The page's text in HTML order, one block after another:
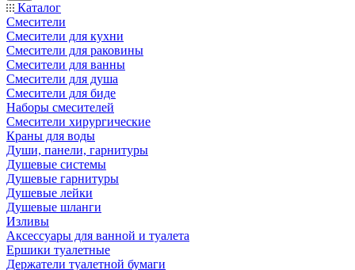
Каталог
Смесители
Смесители для кухни
Смесители для раковины
Смесители для ванны
Смесители для душа
Смесители для биде
Наборы смесителей
Смесители хирургические
Краны для воды
Души, панели, гарнитуры
Душевые системы
Душевые гарнитуры
Душевые лейки
Душевые шланги
Изливы
Аксессуары для ванной и туалета
Ершики туалетные
Держатели туалетной бумаги